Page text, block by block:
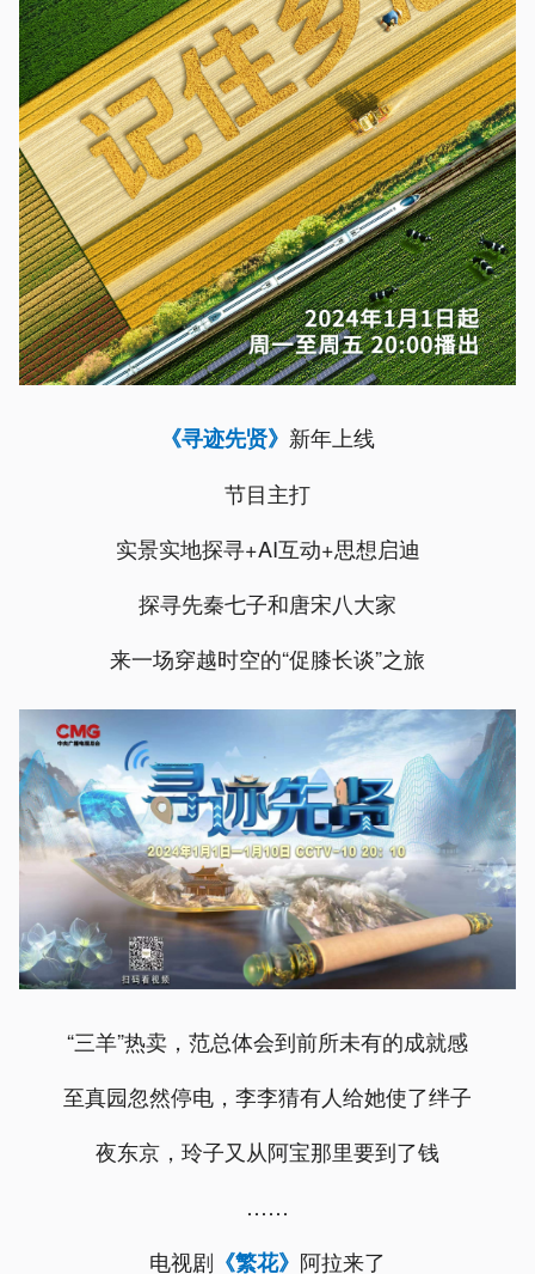
《寻迹先贤》 新年上线
节目主打
实景实地探寻+AI互动+思想启迪
探寻先秦七子和唐宋八大家
来一场穿越时空的“促膝长谈”之旅
“三羊”热卖，范总体会到前所未有的成就感
至真园忽然停电，李李猜有人给她使了绊子
夜东京，玲子又从阿宝那里要到了钱
……
电视剧 《繁花》 阿拉来了